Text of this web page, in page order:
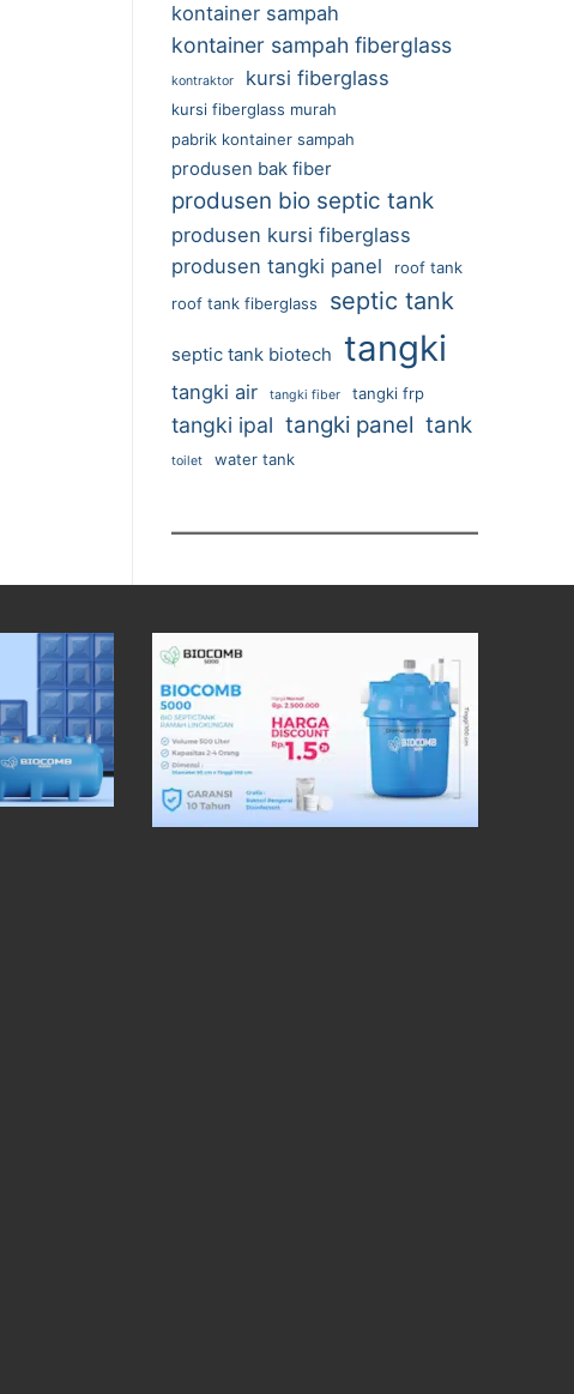
kontainer sampah
kontainer sampah fiberglass
kontraktor kursi fiberglass
kursi fiberglass murah
pabrik kontainer sampah
produsen bak fiber
produsen bio septic tank
produsen kursi fiberglass
produsen tangki panel
roof tank
roof tank fiberglass
septic tank
septic tank biotech tangki
tangki air tangki fiber tangki frp
tangki ipal tangki panel tank
toilet water tank